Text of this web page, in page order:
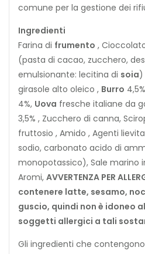
comune per la gestione dei
Ingredienti
Farina di frumento ,
(pasta di cacao, zucchero,
emulsionante: lecitina di soia)
girasole alto oleico , Burro
4%, Uova fresche italiane da
3,5% , Zucchero di canna,
fruttosio , Amido , Agenti
sodio, carbonato acido di
monopotassico), Sale marino
Aromi, AVVERTENZA PER
contenere latte, sesamo,
guscio, quindi non è idoneo
soggetti allergici a tali
Gli ingredienti che